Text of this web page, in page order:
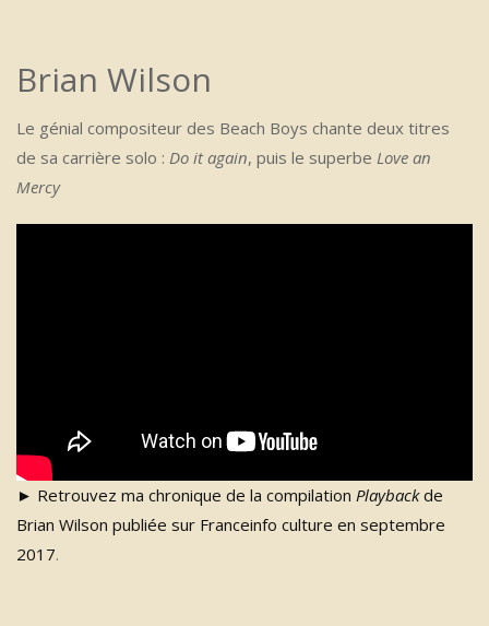
Brian Wilson
Le génial compositeur des Beach Boys chante deux titres
de sa carrière solo : Do it again, puis le superbe Love an
Mercy
► Retrouvez ma chronique de la compilation Playbackde
Brian Wilson publiée sur Franceinfo culture en septembre
2017.